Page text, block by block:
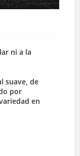
ni a la
suave, de
por
en